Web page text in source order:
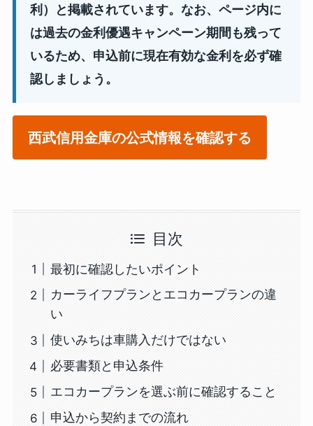
利）と掲載されています。なお、ページ内に
は過去の金利優遇キャンペーン期間も残って
いるため、申込前に現在有効な金利を必ず確
認しましょう。
西武信用金庫の公式情報を確認する
目次
最初に確認したいポイント
カーライフプランとエコカープランの違
い
使いみちは車購入だけではない
必要書類と申込条件
エコカープランを選ぶ前に確認すること
申込から契約までの流れ